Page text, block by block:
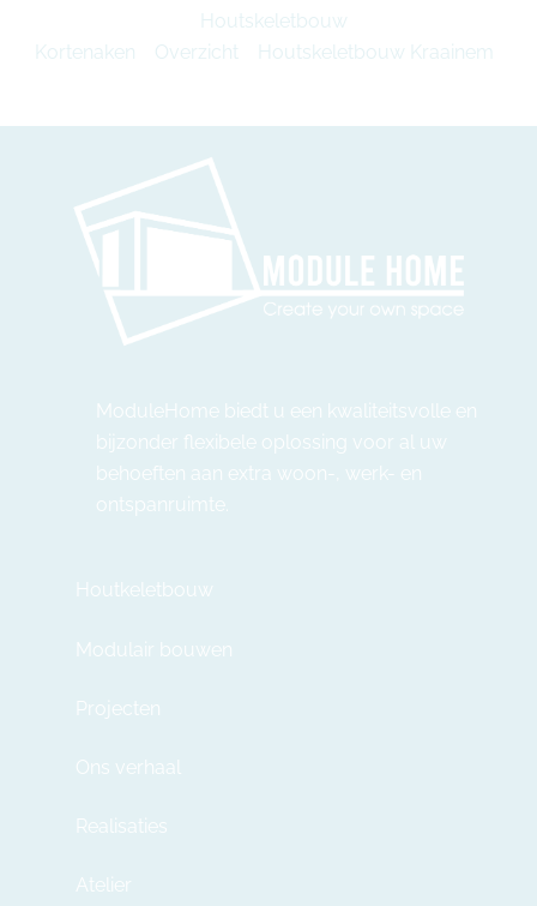
Houtskeletbouw
Kortenaken
Overzicht Houtskeletbouw Kraainem
ModuleHome biedt u een kwaliteitsvolle en
bijzonder flexibele oplossing voor al uw
behoeften aan extra woon-, werk- en
ontspanruimte.
Houtkeletbouw
Modulair bouwen
Projecten
Ons verhaal
Realisaties
Atelier